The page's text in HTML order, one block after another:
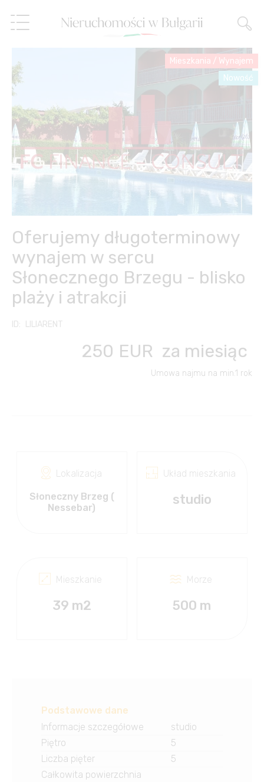
Usługi
Obsługa nieruchomości
Sprzedaż ratalna,
porada finansowa
Zarządzanie
nieruchomościami
Inne usługi
Wypożyczalnia
FC FINANCE-CONSULT
O nas
Referencje
Blog
PL
Česky
English
Français
Kontakt
Mieszkania / Wynajem
Nowość
Oferujemy długoterminowy
wynajem w sercu
Słonecznego Brzegu - blisko
plaży i atrakcji
LILIARENT
250 EUR za miesiąc
Umowa najmu na min.1 rok
Lokalizacja
Słoneczny Brzeg (
Nessebar)
Układ mieszkania
studio
Mieszkanie
39 m2
Morze
500 m
Podstawowe dane
Informacje szczegółowe
studio
Piętro
5
Liczba pięter
5
Całkowita powierzchnia